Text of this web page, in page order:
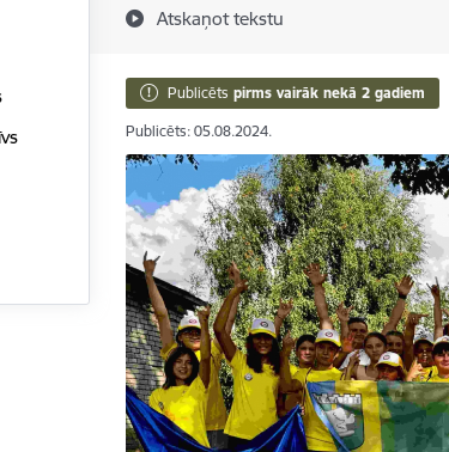
Atskaņot tekstu
Publicēts pirms vairāk nekā 2 gadiem
Publicēts: 05.08.2024.